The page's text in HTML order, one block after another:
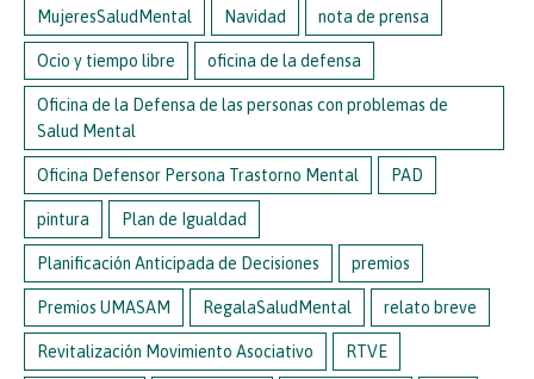
MujeresSaludMental Navidad nota de prensa
Ocio y tiempo libre oficina de la defensa
Oficina de la Defensa de las personas con problemas de
Salud Mental
Oficina Defensor Persona Trastorno Mental PAD
pintura Plan de Igualdad
Planificación Anticipada de Decisiones premios
Premios UMASAM RegalaSaludMental relato breve
Revitalización Movimiento Asociativo RTVE